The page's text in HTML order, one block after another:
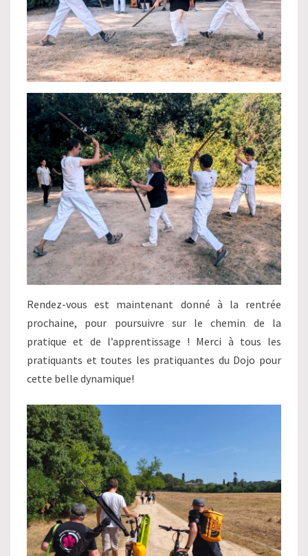
Rendez-vous est maintenant donné à la rentrée
prochaine, pour poursuivre sur le chemin de la
pratique et de l’apprentissage ! Merci à tous les
pratiquants et toutes les pratiquantes du Dojo pour
cette belle dynamique!